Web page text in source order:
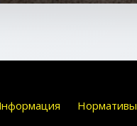
Нормативы